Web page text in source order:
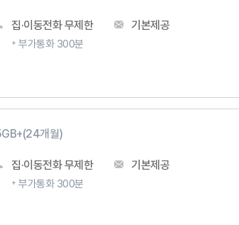
집·이동전화 무제한
부가통화 300분
기본제공
개월)
집·이동전화 무제한
부가통화 300분
기본제공